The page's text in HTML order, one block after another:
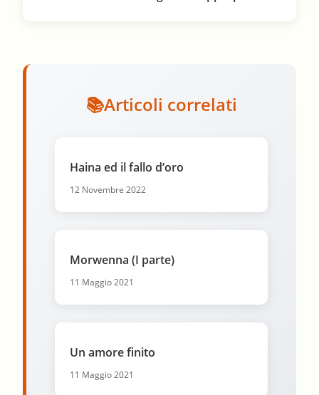
Articoli correlati
Haina ed il fallo d’oro
12 Novembre 2022
Morwenna (I parte)
11 Maggio 2021
Un amore finito
11 Maggio 2021